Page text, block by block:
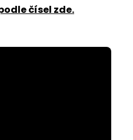
čísel zde.